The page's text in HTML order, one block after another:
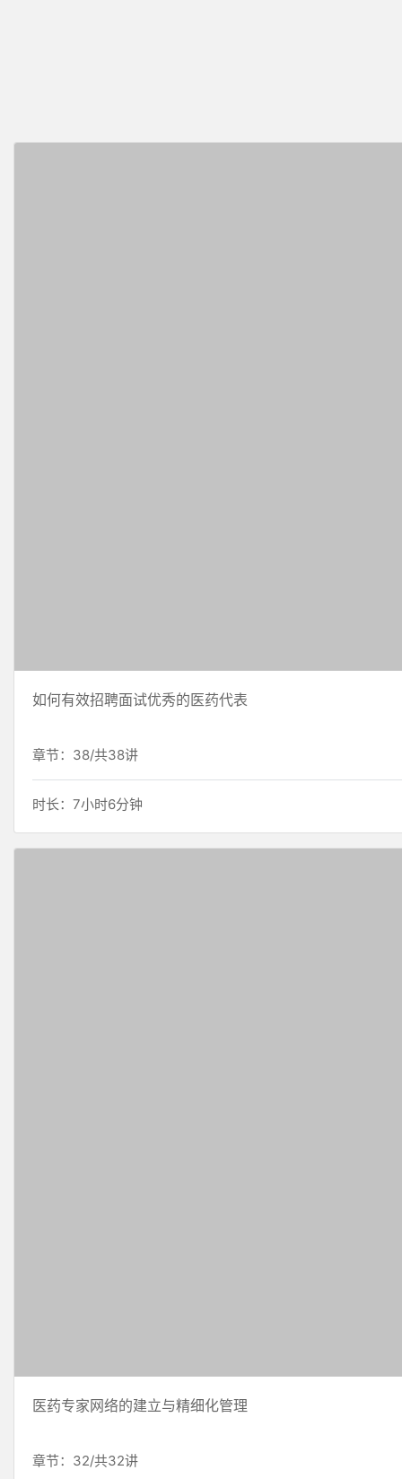
如何有效招聘面试优秀的医药代表
章节：38/共38讲
时长：7小时6分钟
医药专家网络的建立与精细化管理
章节：32/共32讲